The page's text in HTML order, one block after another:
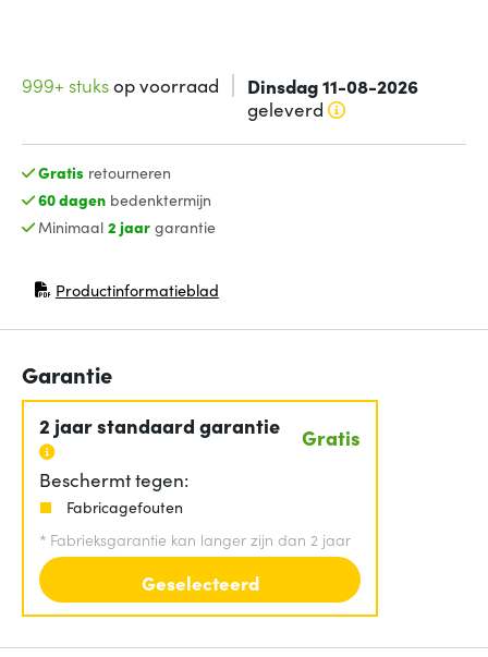
999+ stuksop voorraad Dinsdag 11-08-2026
geleverd
Gratis retourneren
60 dagenbedenktermijn
Minimaal 2 jaargarantie
Productinformatieblad
(opent in nieuw venster)
Garantie
2 jaar standaard garantie Gratis
Beschermt tegen:
Fabricagefouten
* Fabrieksgarantie kan langer zijn dan 2 jaar
Geselecteerd